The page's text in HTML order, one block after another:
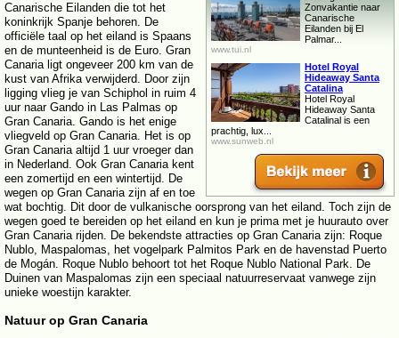
Zonvakantie naar
Canarische
Eilanden bij El
Palmar...
www.tui.nl
Hotel Royal
Hideaway Santa
Catalina
Hotel Royal
Hideaway Santa
Catalinal is een
prachtig, lux...
www.sunweb.nl
Canarische Eilanden die tot het
koninkrijk Spanje behoren. De
officiële taal op het eiland is Spaans
en de munteenheid is de Euro. Gran
Canaria ligt ongeveer 200 km van de
kust van Afrika verwijderd. Door zijn
ligging vlieg je van Schiphol in ruim 4
uur naar Gando in Las Palmas op
Gran Canaria. Gando is het enige
vliegveld op Gran Canaria. Het is op
Gran Canaria altijd 1 uur vroeger dan
in Nederland. Ook Gran Canaria kent
een zomertijd en een wintertijd. De
wegen op Gran Canaria zijn af en toe
wat bochtig. Dit door de vulkanische oorsprong van het eiland. Toch zijn de
wegen goed te bereiden op het eiland en kun je prima met je huurauto over
Gran Canaria rijden. De bekendste attracties op Gran Canaria zijn: Roque
Nublo, Maspalomas, het vogelpark Palmitos Park en de havenstad Puerto
de Mogán. Roque Nublo behoort tot het Roque Nublo National Park. De
Duinen van Maspalomas zijn een speciaal natuurreservaat vanwege zijn
unieke woestijn karakter.
Natuur op Gran Canaria